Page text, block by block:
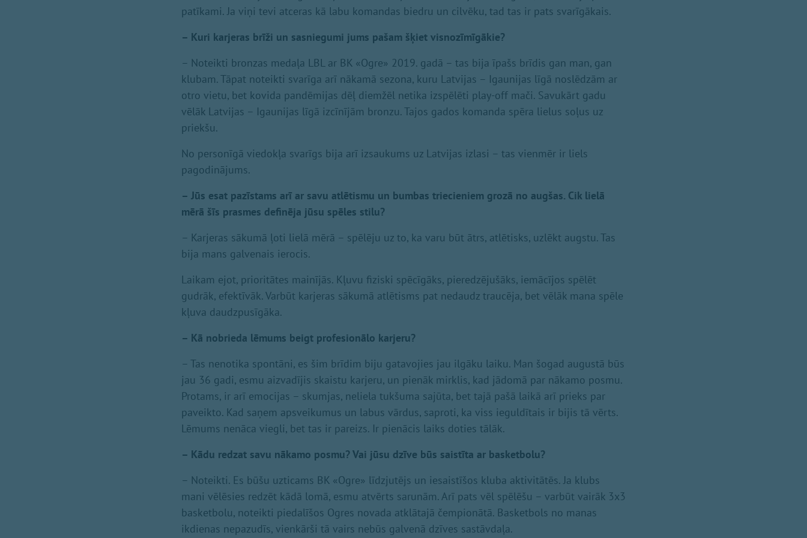
patīkami. Ja viņi tevi atceras kā labu komandas biedru un cilvēku, tad tas ir pats svarīgākais.
– Kuri karjeras brīži un sasniegumi jums pašam šķiet visnozīmīgākie?
– Noteikti bronzas medaļa LBL ar BK «Ogre» 2019. gadā – tas bija īpašs brīdis gan man, gan
klubam. Tāpat noteikti svarīga arī nākamā sezona, kuru Latvijas – Igaunijas līgā noslēdzām ar
otro vietu, bet kovida pandēmijas dēļ diemžēl netika izspēlēti play-off mači. Savukārt gadu
vēlāk Latvijas – Igaunijas līgā izcīnījām bronzu. Tajos gados komanda spēra lielus soļus uz
priekšu.
No personīgā viedokļa svarīgs bija arī izsaukums uz Latvijas izlasi – tas vienmēr ir liels
pagodinājums.
– Jūs esat pazīstams arī ar savu atlētismu un bumbas triecieniem grozā no augšas. Cik lielā
mērā šīs prasmes definēja jūsu spēles stilu?
– Karjeras sākumā ļoti lielā mērā – spēlēju uz to, ka varu būt ātrs, atlētisks, uzlēkt augstu. Tas
bija mans galvenais ierocis.
Laikam ejot, prioritātes mainījās. Kļuvu fiziski spēcīgāks, pieredzējušāks, iemācījos spēlēt
gudrāk, efektīvāk. Varbūt karjeras sākumā atlētisms pat nedaudz traucēja, bet vēlāk mana spēle
kļuva daudzpusīgāka.
– Kā nobrieda lēmums beigt profesionālo karjeru?
– Tas nenotika spontāni, es šim brīdim biju gatavojies jau ilgāku laiku. Man šogad augustā būs
jau 36 gadi, esmu aizvadījis skaistu karjeru, un pienāk mirklis, kad jādomā par nākamo posmu.
Protams, ir arī emocijas – skumjas, neliela tukšuma sajūta, bet tajā pašā laikā arī prieks par
paveikto. Kad saņem apsveikumus un labus vārdus, saproti, ka viss ieguldītais ir bijis tā vērts.
Lēmums nenāca viegli, bet tas ir pareizs. Ir pienācis laiks doties tālāk.
– Kādu redzat savu nākamo posmu? Vai jūsu dzīve būs saistīta ar basketbolu?
– Noteikti. Es būšu uzticams BK «Ogre» līdzjutējs un iesaistīšos kluba aktivitātēs. Ja klubs
mani vēlēsies redzēt kādā lomā, esmu atvērts sarunām. Arī pats vēl spēlēšu – varbūt vairāk 3x3
basketbolu, noteikti piedalīšos Ogres novada atklātajā čempionātā. Basketbols no manas
ikdienas nepazudīs, vienkārši tā vairs nebūs galvenā dzīves sastāvdaļa.